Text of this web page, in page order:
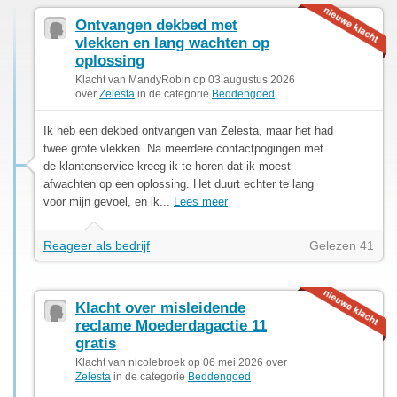
Ontvangen dekbed met
vlekken en lang wachten op
oplossing
Klacht van MandyRobin op 03 augustus 2026
over Zelesta in de categorie Beddengoed
Ik heb een dekbed ontvangen van Zelesta, maar het had
twee grote vlekken. Na meerdere contactpogingen met
de klantenservice kreeg ik te horen dat ik moest
afwachten op een oplossing. Het duurt echter te lang
voor mijn gevoel, en ik... Lees meer
Reageer als bedrijf Gelezen 41
Klacht over misleidende
reclame Moederdagactie 11
gratis
Klacht van nicolebroek op 06 mei 2026 over
Zelesta in de categorie Beddengoed